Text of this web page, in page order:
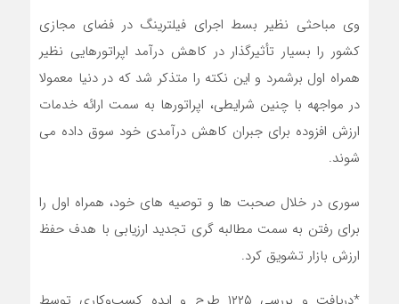
وی مباحثی نظیر بسط اجرای فیلترینگ در فضای مجازی
کشور را بسیار تأثیرگذار در کاهش درآمد اپراتورهایی نظیر
همراه اول برشمرد و این نکته را متذکر شد که در دنیا معمولا
در مواجهه با چنین شرایطی، اپراتورها به سمت ارائه خدمات
ارزش افزوده برای جبران کاهش درآمدی خود سوق داده می
شوند.
سوری در خلال صحبت ها و توصیه های خود، همراه اول را
برای رفتن به سمت مطالبه گری تجدید ارزیابی با هدف حفظ
ارزش بازار تشویق کرد.